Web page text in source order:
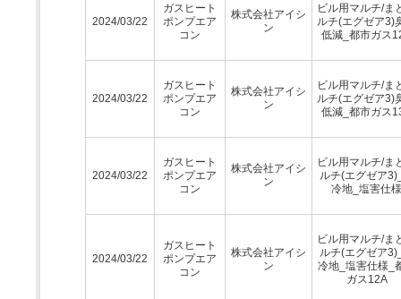
2024/03/22
ガスヒート
ポンプエア
コン
株式会社アイシ
ン
ビル用マルチ/ま
ルチ(エグゼア3)
低減_都市ガス
2024/03/22
ガスヒート
ポンプエア
コン
株式会社アイシ
ン
ビル用マルチ/ま
ルチ(エグゼア3)
低減_都市ガス
2024/03/22
ガスヒート
ポンプエア
コン
株式会社アイシ
ン
ビル用マルチ/ま
ルチ(エグゼア
冷地_塩害仕様
2024/03/22
ガスヒート
ポンプエア
コン
株式会社アイシ
ン
ビル用マルチ/ま
ルチ(エグゼア
冷地_塩害仕様_
ガス12A